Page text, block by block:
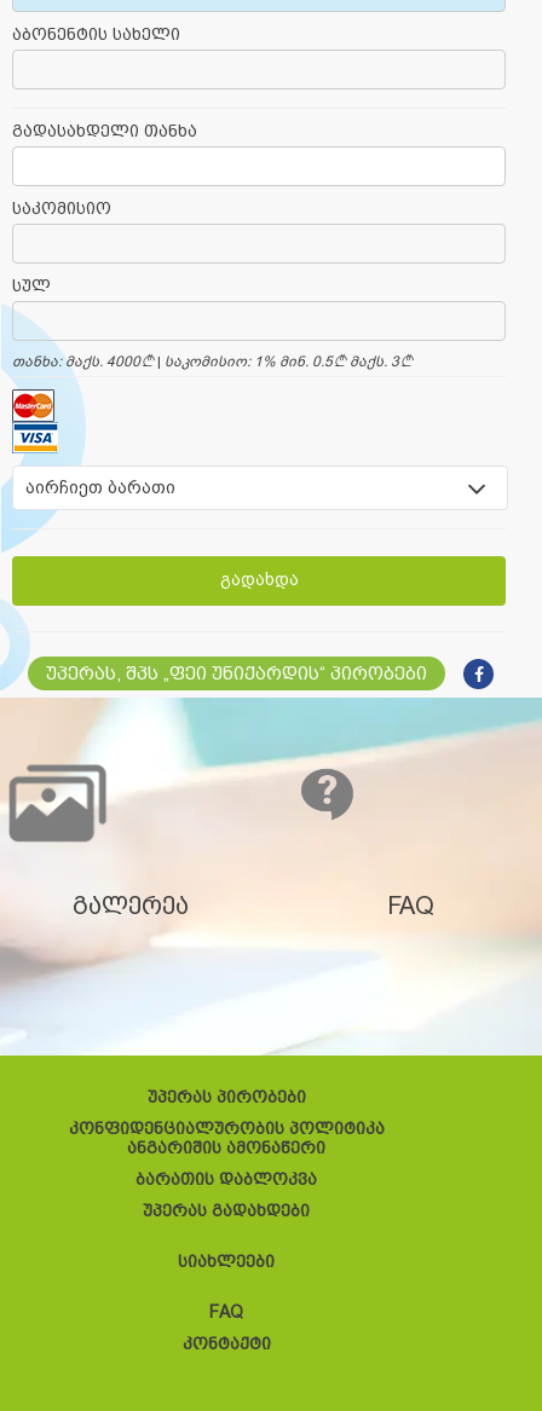
აბონენტის სახელი
გადასახდელი თანხა
საკომისიო
სულ
თანხა: მაქს. 4000a | საკომისიო: 1% მინ. 0.5aმაქს. 3a
აირჩიეთ ბარათი
გადახდა
უპერას, შპს „ფეი უნიქარდის“ პირობები
გალერეა FAQ
უპერას პირობები
კონფიდენციალურობის პოლიტიკა
ანგარიშის ამონაწერი
ბარათის დაბლოკვა
უპერას გადახდები
სიახლეები
FAQ
კონტაქტი